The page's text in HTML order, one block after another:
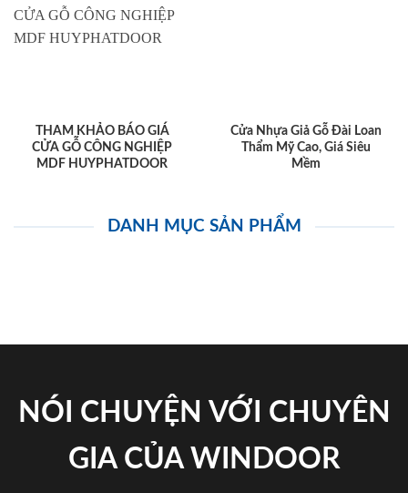
THAM KHẢO BÁO GIÁ
CỬA GỖ CÔNG NGHIỆP
MDF HUYPHATDOOR
Cửa Nhựa Giả Gỗ Đài Loan
Thẩm Mỹ Cao, Giá Siêu
Mềm
DANH MỤC SẢN PHẨM
NÓI CHUYỆN VỚI CHUYÊN
GIA CỦA WINDOOR